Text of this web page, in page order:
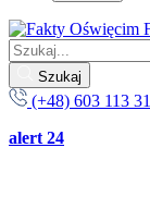
Szukaj
(+48) 603 113
alert 24